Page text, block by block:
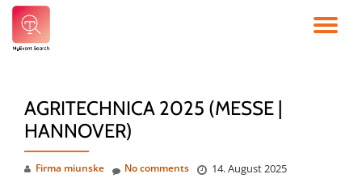
Skip
AGRITECHNICA 2025 (MESSE |
HANNOVER)
Firma miunske 14. August 2025
No comments